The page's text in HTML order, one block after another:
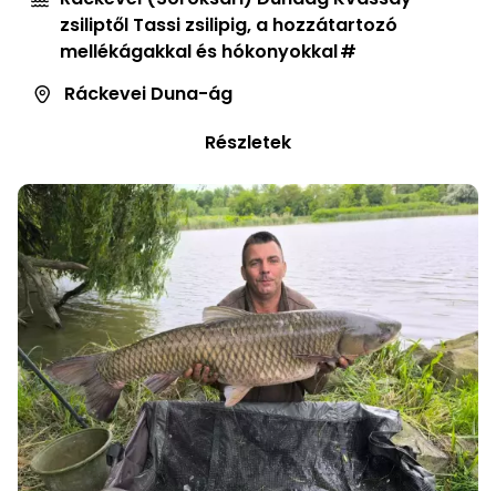
zsiliptől Tassi zsilipig, a hozzátartozó
mellékágakkal és hókonyokkal
Ráckevei Duna-ág
Részletek